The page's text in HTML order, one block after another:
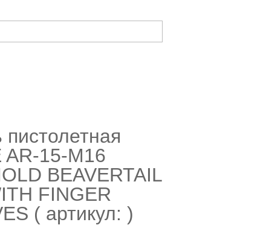
пистолетная
AR-15-M16
BEAVERTAIL
FINGER
( артикул: )